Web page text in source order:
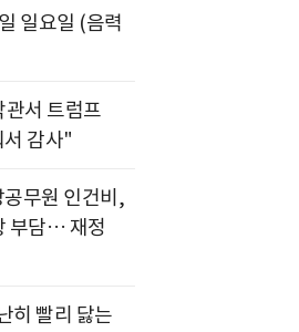
일요일 (음력
서 트럼프
감사"
무원 인건비,
부담… 재정
히 빨리 닳는